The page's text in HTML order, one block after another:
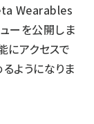
Wearables
ーを公開しま
にアクセスで
ようになりま